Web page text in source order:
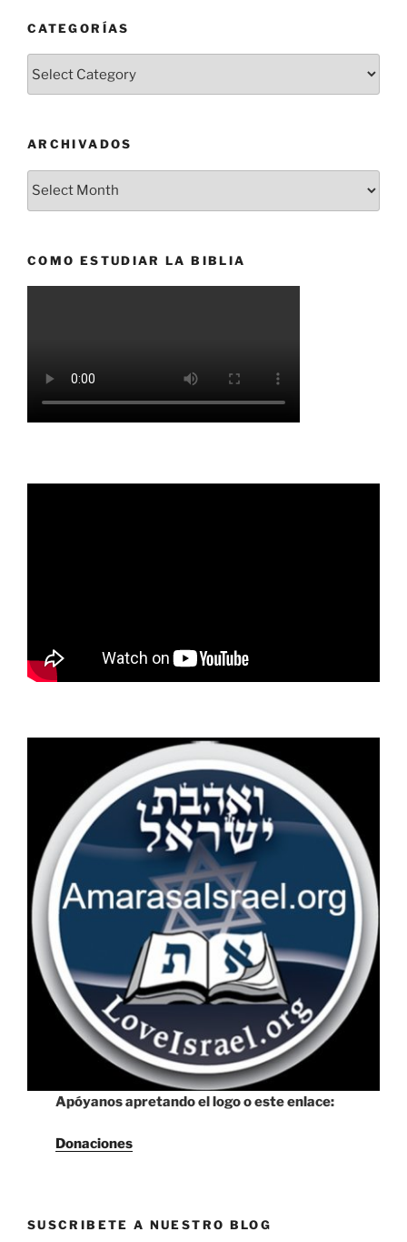
CATEGORÍAS
ARCHIVADOS
Archivados
COMO ESTUDIAR LA BIBLIA
Apóyanos apretando el logo o este enlace:
Donaciones
SUSCRIBETE A NUESTRO BLOG